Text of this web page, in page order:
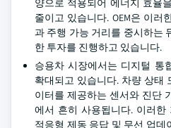
양으로 적용되어 에너지 효율
줄이고 있습니다. OEM은 이러
과 주행 가능 거리를 중시하는
한 투자를 진행하고 있습니다.
승용차 시장에서는 디지털 통
확대되고 있습니다. 차량 상태
이터를 제공하는 센서와 진단
에서 흔히 사용됩니다. 이러
적응형 제동 응답 및 무선 업